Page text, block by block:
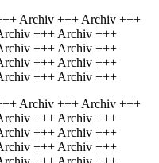
Archiv +++ Archiv +++
+++ Archiv +++
+++ Archiv +++
+++ Archiv +++
+++ Archiv +++
Archiv +++ Archiv +++
+++ Archiv +++
+++ Archiv +++
+++ Archiv +++